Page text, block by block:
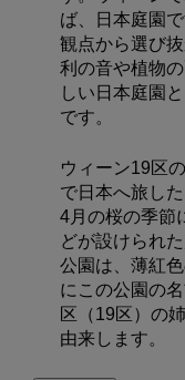
ば、日本庭園
観点から選び
利の音や植物
しい日本庭園
です。
ウィーン19区
で日本へ旅し
4月の桜の季節
どが設けられ
公園は、薄紅
にこの公園の
区（19区）の
由来します。